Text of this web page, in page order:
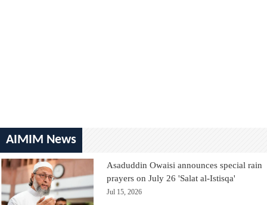
AIMIM News
Asaduddin Owaisi announces special rain
prayers on July 26 'Salat al-Istisqa'
Jul 15, 2026